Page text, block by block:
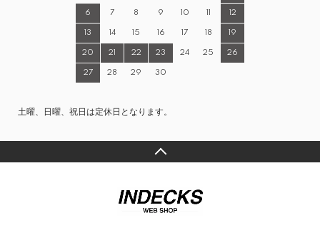
6 7 8 9 10 11 12
13 14 15 16 17 18 19
20 21 22 23 24 25 26
27 28 29 30
土曜、日曜、祝日は定休日となります。